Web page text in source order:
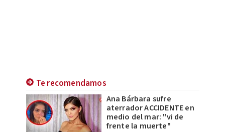
Te recomendamos
Ana Bárbara sufre
aterrador ACCIDENTE en
medio del mar: "vi de
frente la muerte"